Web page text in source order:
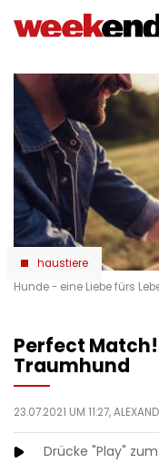
zum
haustiere
Hunde - eine Liebe fürs
Perfect
Traumhund
23.07.2021 UM 11:27,
Drücke "Play"